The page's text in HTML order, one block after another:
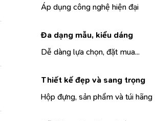
Áp dụng công nghệ hiện đại
Đa dạng mẫu, kiểu dáng
Dễ dàng lựa chọn, đặt mua...
Thiết kế đẹp và sang trọng
Hộp đựng, sản phẩm và túi hãng